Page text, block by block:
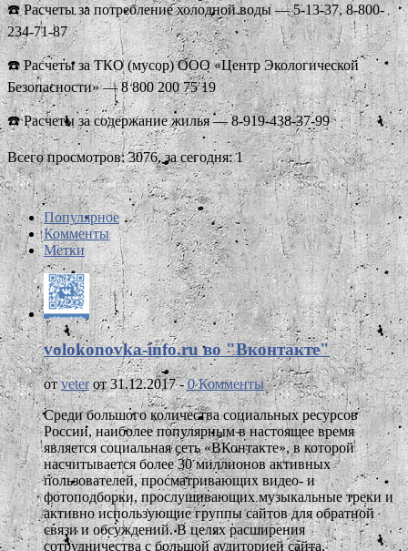
☎️ Расчеты за потребление холодной воды — 5-13-37, 8-800-
234-71-87
☎️ Расчеты за ТКО (мусор) ООО «Центр Экологической
Безопасности» — 8 800 200 75 19
☎️ Расчеты за содержание жилья — 8-919-438-37-99
Всего просмотров: 3076, за сегодня: 1
Популярное
Комменты
Метки
volokonovka-info.ru во "Вконтакте"
отveterот 31.12.2017 -0 Комменты
Среди большого количества социальных ресурсов
России, наиболее популярным в настоящее время
является социальная сеть «ВКонтакте», в которой
насчитывается более 30 миллионов активных
пользователей, просматривающих видео- и
фотоподборки, прослушивающих музыкальные треки и
активно использующие группы сайтов для обратной
связи и обсуждений. В целях расширения
сотрудничества с большой аудиторией сайта,